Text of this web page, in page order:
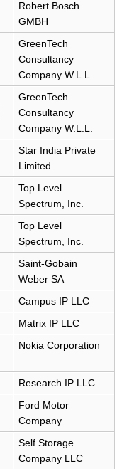
Robert Bosch
GMBH
GreenTech
Consultancy
Company W.L.L.
GreenTech
Consultancy
Company W.L.L.
Star India Private
Limited
Top Level
Spectrum, Inc.
Top Level
Spectrum, Inc.
Saint-Gobain
Weber SA
Campus IP LLC
Matrix IP LLC
Nokia Corporation
Research IP LLC
Ford Motor
Company
Self Storage
Company LLC